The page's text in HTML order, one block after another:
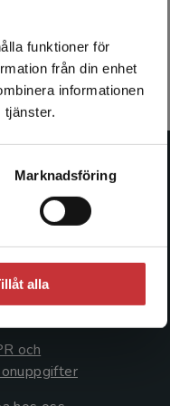
funktioner för
från din enhet
informationen
tjänster.
Marknadsföring
alla
länkar
och rättigheter
och